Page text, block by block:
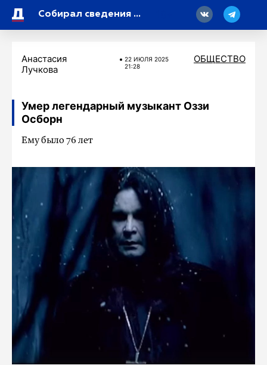
Собирал сведения о военной деятельности России: стала известна причина ареста Дудя*
Анастасия
Лучкова
22 ИЮЛЯ 2025
21:28
ОБЩЕСТВО
Умер легендарный музыкант Оззи
Осборн
Ему было 76 лет